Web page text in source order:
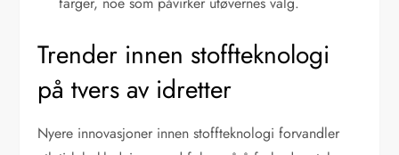
Trender innen stoffteknologi
på tvers av idretter
Nyere innovasjoner innen stoffteknologi forvandler